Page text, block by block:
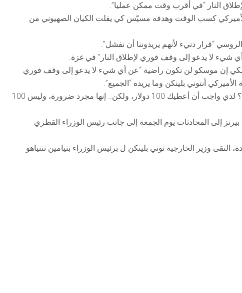
النار “في أقرب وقت ممكن عمليا”.
كسب الوقت وهدفه مسيّس كي يفلت الكيان الصهيوني من
“قرار دنيء لأنهم يريدوننا أن نفشل”.
لا يدعو إلى وقف فوري لإطلاق النار” في غزة.
إن موسكو لن تكون راضية “عن أي شيء لا يدعو إلى وقف فوري
أنتوني بلينكن وما يريده “الجميع”.
وتساءل بوليانسكي عن صياغة المسودة وقال: “ما الحتمية؟ لدي واجب أن أعطيك 100 دولار، ولكن.. إنها مجرد ضرورة، وليس 100
إلى المحادثات يوم الجمعة إلى جانب رئيس الوزراء القطري
وزير الخارجية توني بلينكن ل برئيس الوزراء بنيامين نتنياهو